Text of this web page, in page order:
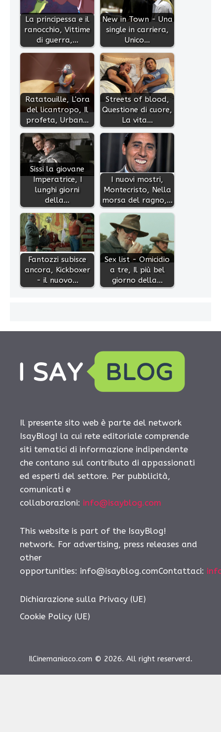
La principessa e il
ranocchio, Vittime
di guerra,…
New in Town - Una
single in carriera,
Unico…
Ratatouille, L'ora
del licantropo, Il
profeta, Urban…
Streets of blood,
Questione di cuore,
La vita…
Sissi la giovane
Imperatrice, I
lunghi giorni
della…
I nuovi mostri,
Montecristo, Nella
morsa del ragno,…
Fantozzi subisce
ancora, Kickboxer
- il nuovo…
Sex list - Omicidio
a tre, Il più bel
giorno della…
Il presente sito web è parte del network
IsayBlog! la cui rete editoriale comprende
siti tematici di informazione indipendente
che contano sul contributo di appassionati
ed esperti del settore. Per pubblicità,
comunicati e
collaborazioni: info@isayblog.com
This website is part of the IsayBlog!
network. For advertising, press releases and
other
opportunities: info@isayblog.comContattaci:
Dichiarazione sulla Privacy (UE)
Cookie Policy (UE)
IlCinemaniaco.com © 2026. All right reserverd.